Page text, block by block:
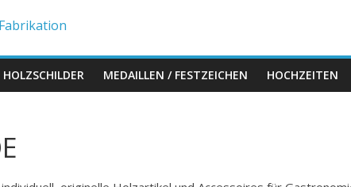
HOLZSCHILDER MEDAILLEN / FESTZEICHEN HOCHZEITEN